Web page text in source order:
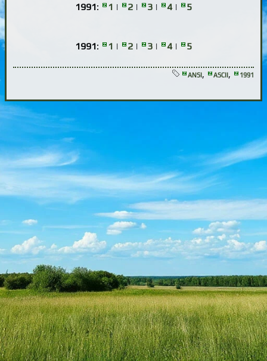
1991: 1 | 2 | 3 | 4 | 5
1991: 1 | 2 | 3 | 4 | 5
ANSI, ASCII, 1991